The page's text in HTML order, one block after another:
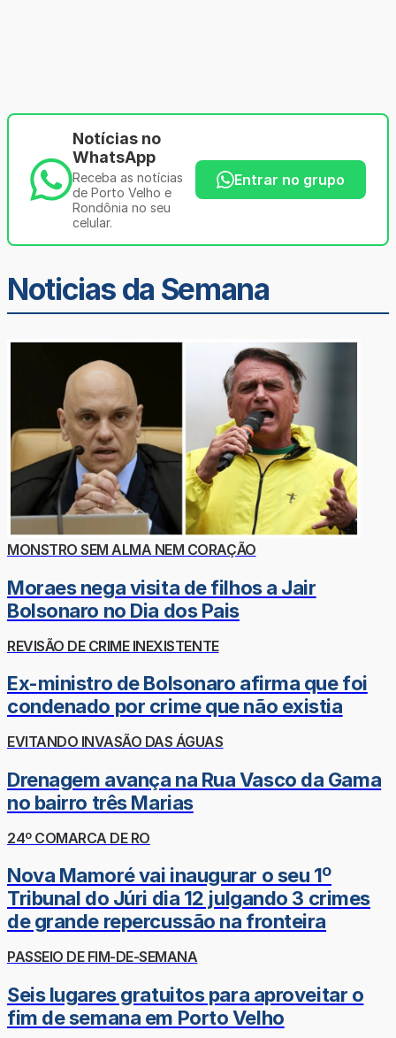
Notícias no
WhatsApp
Receba as notícias
de Porto Velho e
Rondônia no seu
celular.
Entrar no grupo
Noticias da Semana
MONSTRO SEM ALMA NEM CORAÇÃO
Moraes nega visita de filhos a Jair
Bolsonaro no Dia dos Pais
REVISÃO DE CRIME INEXISTENTE
Ex-ministro de Bolsonaro afirma que foi
condenado por crime que não existia
EVITANDO INVASÃO DAS ÁGUAS
Drenagem avança na Rua Vasco da Gama
no bairro três Marias
24º COMARCA DE RO
Nova Mamoré vai inaugurar o seu 1º
Tribunal do Júri dia 12 julgando 3 crimes
de grande repercussão na fronteira
PASSEIO DE FIM-DE-SEMANA
Seis lugares gratuitos para aproveitar o
fim de semana em Porto Velho